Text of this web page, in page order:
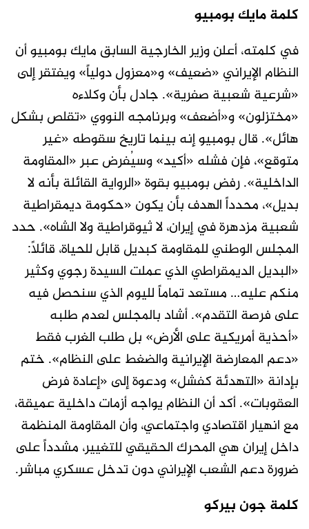
كلمة مايك بومبيو
في كلمته، أعلن وزير الخارجية السابق مايك بومبيو أن
النظام الإيراني «ضعيف» و«معزول دولياً» ويفتقر إلى
«شرعية شعبية صفرية». جادل بأن وكلاءه
«مختزلون» و«أضعف» وبرنامجه النووي «تقلص بشكل
هائل». قال بومبيو إنه بينما تاريخ سقوطه «غير
متوقع»، فإن فشله «أكيد» وسيُفرض عبر «المقاومة
الداخلية». رفض بومبيو بقوة «الرواية القائلة بأنه لا
بديل»، محدداً الهدف بأن يكون «حكومة ديمقراطية
شعبية مزدهرة في إيران، لا ثيوقراطية ولا الشاه». حدد
المجلس الوطني للمقاومة كبديل قابل للحياة، قائلاً:
«البديل الديمقراطي الذي عملت السيدة رجوي وكثير
منكم عليه… مستعد تماماً لليوم الذي سنحصل فيه
على فرصة التقدم». أشاد بالمجلس لعدم طلبه
«أحذية أمريكية على الأرض» بل طلب الغرب فقط
«دعم المعارضة الإيرانية والضغط على النظام». ختم
بإدانة «التهدئة كفشل» ودعوة إلى «إعادة فرض
العقوبات». أكد أن النظام يواجه أزمات داخلية عميقة،
مع انهيار اقتصادي واجتماعي، وأن المقاومة المنظمة
داخل إيران هي المحرك الحقيقي للتغيير، مشدداً على
ضرورة دعم الشعب الإيراني دون تدخل عسكري مباشر.
كلمة جون بيركو